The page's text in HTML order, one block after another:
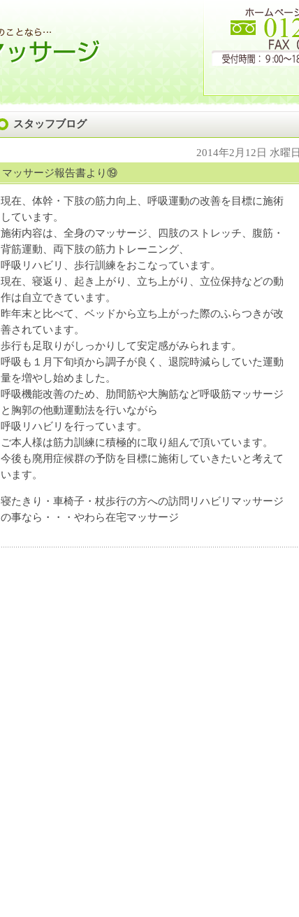
スタッフブログ
2014年2月12日 水曜日
マッサージ報告書より⑲
現在、体幹・下肢の筋力向上、呼吸運動の改善を目標に施術
しています。
施術内容は、全身のマッサージ、四肢のストレッチ、腹筋・
背筋運動、両下肢の筋力トレーニング、
呼吸リハビリ、歩行訓練をおこなっています。
現在、寝返り、起き上がり、立ち上がり、立位保持などの動
作は自立できています。
昨年末と比べて、ベッドから立ち上がった際のふらつきが改
善されています。
歩行も足取りがしっかりして安定感がみられます。
呼吸も１月下旬頃から調子が良く、退院時減らしていた運動
量を増やし始めました。
呼吸機能改善のため、肋間筋や大胸筋など呼吸筋マッサージ
と胸郭の他動運動法を行いながら
呼吸リハビリを行っています。
ご本人様は筋力訓練に積極的に取り組んで頂いています。
今後も廃用症候群の予防を目標に施術していきたいと考えて
います。
寝たきり・車椅子・杖歩行の方への訪問リハビリマッサージ
の事なら・・・やわら在宅マッサージ